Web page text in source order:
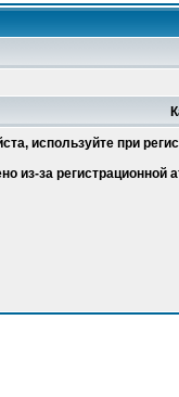
используйте при
из-за